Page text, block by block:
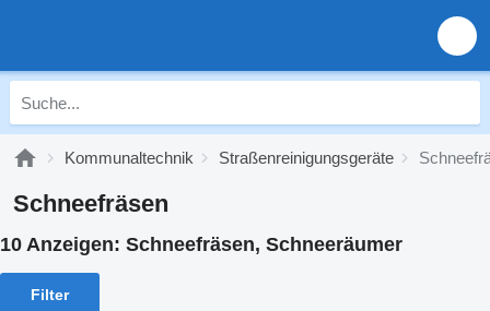
Kommunaltechnik Straßenreinigungsgeräte
Schneefräsen
10 Anzeigen: Schneefräsen, Schneeräumer
Filter